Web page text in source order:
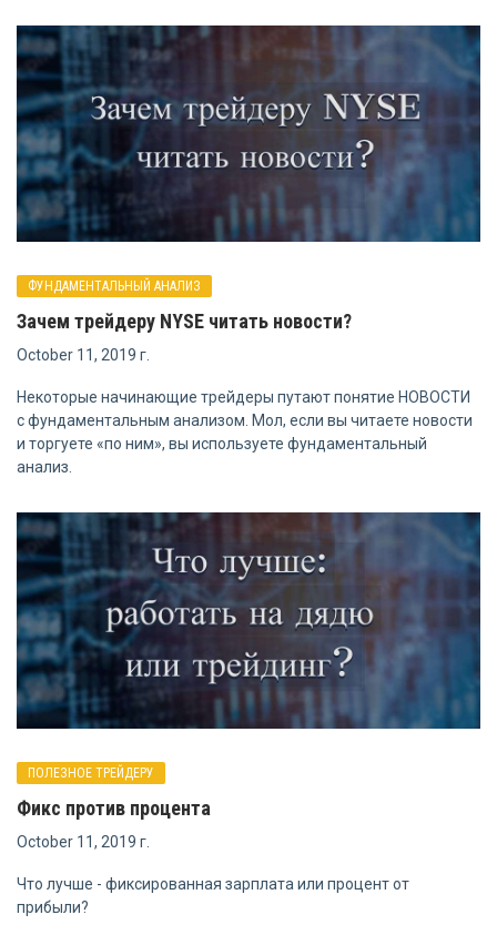
ФУНДАМЕНТАЛЬНЫЙ АНАЛИЗ
Зачем трейдеру NYSE читать новости?
October 11, 2019 г.
Некоторые начинающие трейдеры путают понятие НОВОСТИ
с фундаментальным анализом. Мол, если вы читаете новости
и торгуете «по ним», вы используете фундаментальный
анализ.
ПОЛЕЗНОЕ ТРЕЙДЕРУ
Фикс против процента
October 11, 2019 г.
Что лучше - фиксированная зарплата или процент от
прибыли?